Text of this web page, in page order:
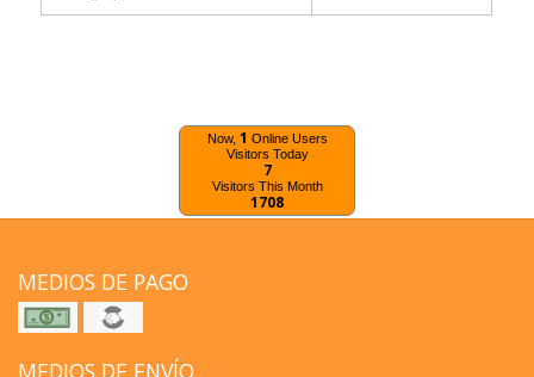
Now, 1 Online Users
Visitors Today
7
Visitors This Month
1708
MEDIOS DE PAGO
MEDIOS DE ENVÍO